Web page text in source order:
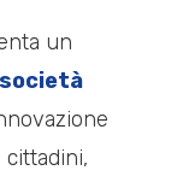
un
società